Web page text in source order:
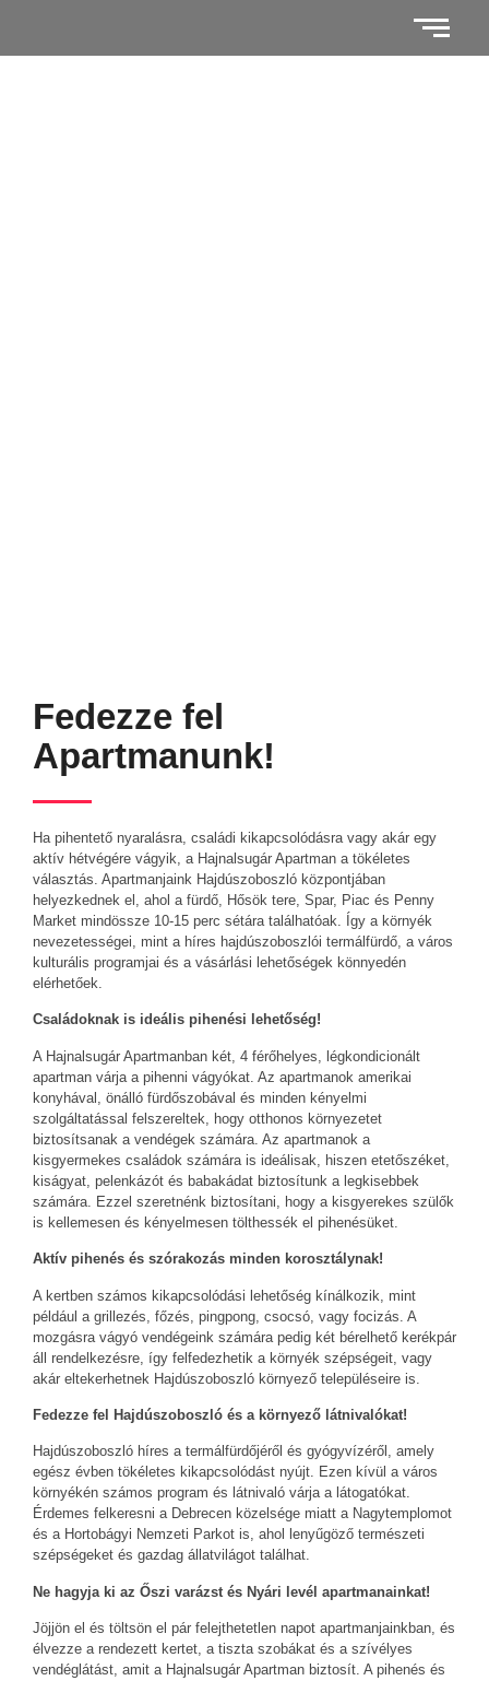
Fedezze fel
Apartmanunk!
Ha pihentető nyaralásra, családi kikapcsolódásra vagy akár egy
aktív hétvégére vágyik, a Hajnalsugár Apartman a tökéletes
választás. Apartmanjaink Hajdúszoboszló központjában
helyezkednek el, ahol a fürdő, Hősök tere, Spar, Piac és Penny
Market mindössze 10-15 perc sétára találhatóak. Így a környék
nevezetességei, mint a híres hajdúszoboszlói termálfürdő, a város
kulturális programjai és a vásárlási lehetőségek könnyedén
elérhetőek.
Családoknak is ideális pihenési lehetőség!
A Hajnalsugár Apartmanban két, 4 férőhelyes, légkondicionált
apartman várja a pihenni vágyókat. Az apartmanok amerikai
konyhával, önálló fürdőszobával és minden kényelmi
szolgáltatással felszereltek, hogy otthonos környezetet
biztosítsanak a vendégek számára. Az apartmanok a
kisgyermekes családok számára is ideálisak, hiszen etetőszéket,
kiságyat, pelenkázót és babakádat biztosítunk a legkisebbek
számára. Ezzel szeretnénk biztosítani, hogy a kisgyerekes szülők
is kellemesen és kényelmesen tölthessék el pihenésüket.
Aktív pihenés és szórakozás minden korosztálynak!
A kertben számos kikapcsolódási lehetőség kínálkozik, mint
például a grillezés, főzés, pingpong, csocsó, vagy focizás. A
mozgásra vágyó vendégeink számára pedig két bérelhető kerékpár
áll rendelkezésre, így felfedezhetik a környék szépségeit, vagy
akár eltekerhetnek Hajdúszoboszló környező településeire is.
Fedezze fel Hajdúszoboszló és a környező látnivalókat!
Hajdúszoboszló híres a termálfürdőjéről és gyógyvízéről, amely
egész évben tökéletes kikapcsolódást nyújt. Ezen kívül a város
környékén számos program és látnivaló várja a látogatókat.
Érdemes felkeresni a Debrecen közelsége miatt a Nagytemplomot
és a Hortobágyi Nemzeti Parkot is, ahol lenyűgöző természeti
szépségeket és gazdag állatvilágot találhat.
Ne hagyja ki az Őszi varázst és Nyári levél apartmanainkat!
Jöjjön el és töltsön el pár felejthetetlen napot apartmanjainkban, és
élvezze a rendezett kertet, a tiszta szobákat és a szívélyes
vendéglátást, amit a Hajnalsugár Apartman biztosít. A pihenés és